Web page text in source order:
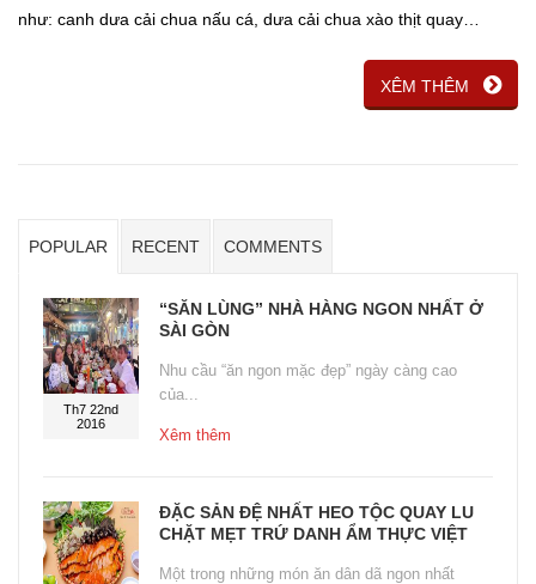
như: canh dưa cải chua nấu cá, dưa cải chua xào thịt quay…
XÊM THÊM
POPULAR RECENT COMMENTS
Th7 22nd
2016
“SĂN LÙNG” NHÀ HÀNG NGON NHẤT Ở
SÀI GÒN
Nhu cầu “ăn ngon mặc đẹp” ngày càng cao
của...
Xêm thêm
ĐẶC SẢN ĐỆ NHẤT HEO TỘC QUAY LU
CHẶT MẸT TRỨ DANH ẨM THỰC VIỆT
Một trong những món ăn dân dã ngon nhất